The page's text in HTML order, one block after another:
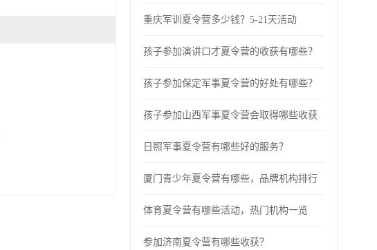
重庆军训夏令营多少钱？5-21天活动
孩子参加演讲口才夏令营的收获有哪些？
孩子参加保定军事夏令营的好处有哪些？
孩子参加山西军事夏令营会取得哪些收获
日照军事夏令营有哪些好的服务？
厦门青少年夏令营有哪些，品牌机构排行
体育夏令营有哪些活动，热门机构一览
参加济南夏令营有哪些收获？